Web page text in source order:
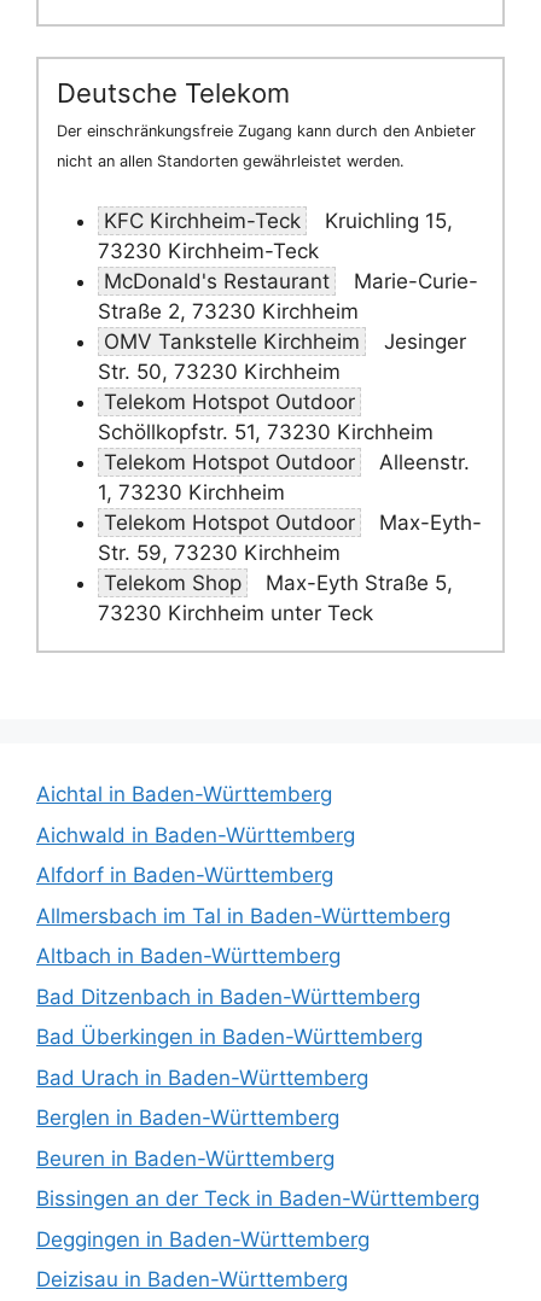
Deutsche Telekom
Der einschränkungsfreie Zugang kann durch den Anbieter
nicht an allen Standorten gewährleistet werden.
KFC Kirchheim-Teck
Kruichling 15,
73230 Kirchheim-Teck
McDonald's Restaurant
Marie-Curie-
Straße 2, 73230 Kirchheim
OMV Tankstelle Kirchheim
Jesinger
Str. 50, 73230 Kirchheim
Telekom Hotspot Outdoor
Schöllkopfstr. 51, 73230 Kirchheim
Telekom Hotspot Outdoor
Alleenstr.
1, 73230 Kirchheim
Telekom Hotspot Outdoor
Max-Eyth-
Str. 59, 73230 Kirchheim
Telekom Shop
Max-Eyth Straße 5,
73230 Kirchheim unter Teck
Aichtal in Baden-Württemberg
Aichwald in Baden-Württemberg
Alfdorf in Baden-Württemberg
Allmersbach im Tal in Baden-Württemberg
Altbach in Baden-Württemberg
Bad Ditzenbach in Baden-Württemberg
Bad Überkingen in Baden-Württemberg
Bad Urach in Baden-Württemberg
Berglen in Baden-Württemberg
Beuren in Baden-Württemberg
Bissingen an der Teck in Baden-Württemberg
Deggingen in Baden-Württemberg
Deizisau in Baden-Württemberg